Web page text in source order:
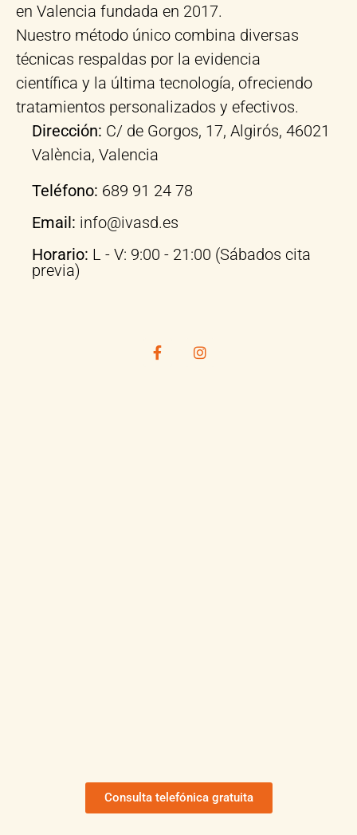
en Valencia fundada en 2017.
Nuestro método único combina diversas
técnicas respaldas por la evidencia
científica y la última tecnología, ofreciendo
tratamientos personalizados y efectivos.
Dirección: C/ de Gorgos, 17, Algirós, 46021
València, Valencia
Teléfono: 689 91 24 78
Email: info@ivasd.es
Horario: L - V: 9:00 - 21:00 (Sábados cita
previa)
Consulta telefónica gratuita